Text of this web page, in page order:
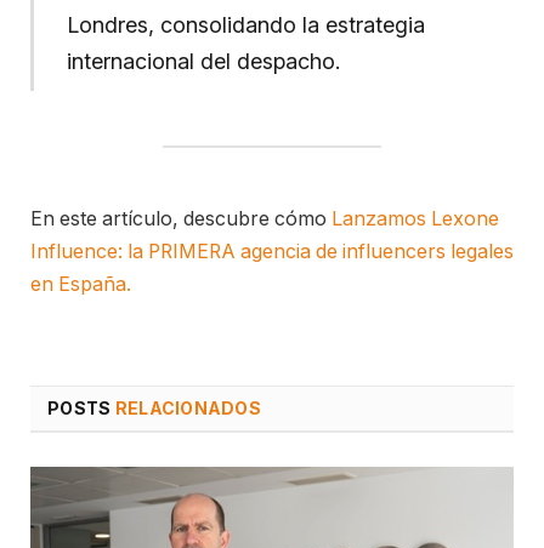
Londres, consolidando la estrategia
internacional del despacho.
En este artículo, descubre cómo Lanzamos Lexone
Influence: la PRIMERA agencia de influencers legales
en España.
POSTS RELACIONADOS